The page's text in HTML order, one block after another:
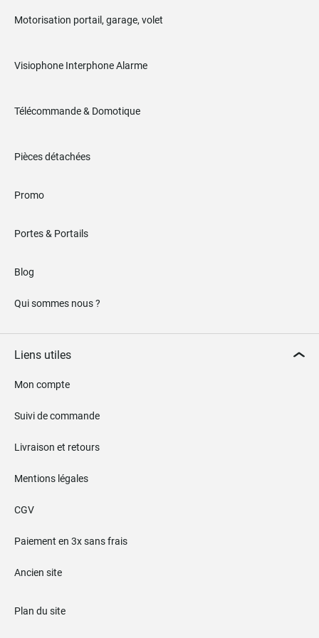
Motorisation portail, garage, volet
Visiophone Interphone Alarme
Télécommande & Domotique
Pièces détachées
Promo
Portes & Portails
Blog
Qui sommes nous ?
Liens utiles
Mon compte
Suivi de commande
Livraison et retours
Mentions légales
CGV
Paiement en 3x sans frais
Ancien site
Plan du site